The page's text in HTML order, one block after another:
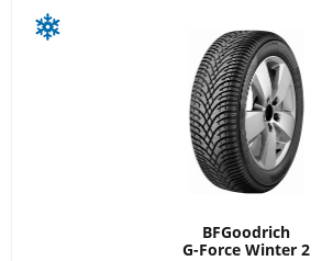
BFGoodrich
G-Force Winter 2